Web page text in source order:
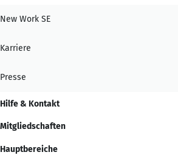
New Work SE
Karriere
Presse
Hilfe & Kontakt
Mitgliedschaften
Hauptbereiche